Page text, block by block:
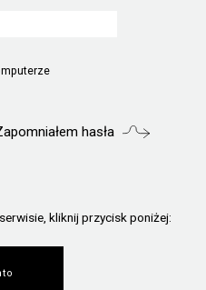
hasła
kliknij przycisk poniżej: